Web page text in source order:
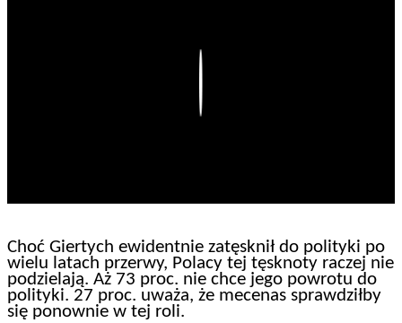
Choć Giertych ewidentnie zatęsknił do polityki po
wielu latach przerwy, Polacy tej tęsknoty raczej nie
podzielają. Aż 73 proc. nie chce jego powrotu do
polityki. 27 proc. uważa, że mecenas sprawdziłby
się ponownie w tej roli.